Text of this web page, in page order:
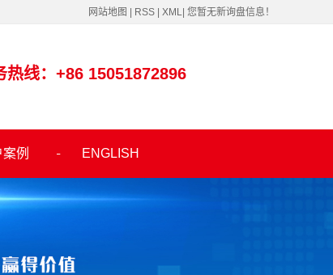
网站地图 RSS XML 您暂无新询盘信息！
热线：+86 15051872896
例 ENGLISH